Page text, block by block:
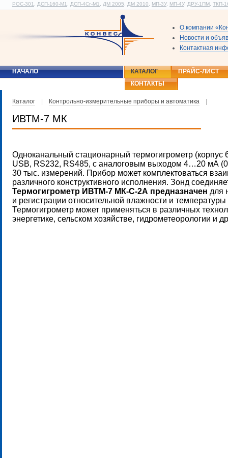
РОС-301 ДСП-160-М1 ДСП-4Сг-М1 ДМ 2005 ДМ 2010 МП-3У, МП-4У, ДРУ-1ПМ ТКП-
О компании
Новости и
Контактная
НАЧАЛО КАТАЛОГ
ПРАЙС-ЛИСТ
КОНТАКТЫ
Каталог Контрольно-измерительные приборы и автоматика
ИВТМ-7 МК
Одноканальный стационарный термогигрометр
USB, RS232, RS485, с аналоговым выходом 4…20 мА
30 тыс. измерений. Прибор может комплектоваться
различного конструктивного исполнения. Зонд
Термогигрометр ИВТМ-7 МК-С-2А предназначен для
и регистрации относительной влажности и
Термогигрометр может применяться в различных
энергетике, сельском хозяйстве, гидрометеорологии и